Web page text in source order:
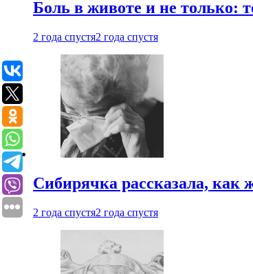
Боль в животе и не только:
2 года спустя2 года спустя
Сибирячка рассказала, как
2 года спустя2 года спустя